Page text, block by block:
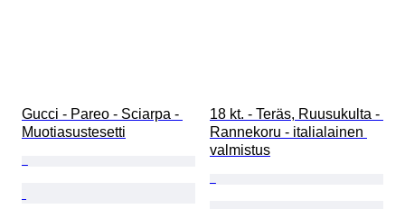
Gucci - Pareo - Sciarpa -
Muotiasustesetti
18 kt. - Teräs, Ruusukulta -
Rannekoru - italialainen
valmistus